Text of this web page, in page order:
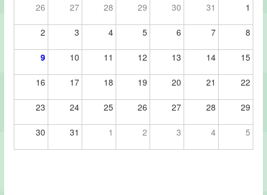
26 27 28 29 30 31 1
2 3 4 5 6 7 8
9 10 11 12 13 14 15
16 17 18 19 20 21 22
23 24 25 26 27 28 29
30 31 1 2 3 4 5